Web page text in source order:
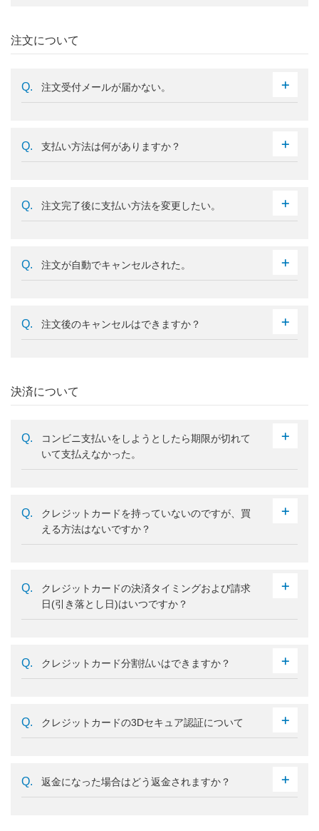
注文について
注文受付メールが届かない。
支払い方法は何がありますか？
注文完了後に支払い方法を変更したい。
注文が自動でキャンセルされた。
注文後のキャンセルはできますか？
決済について
コンビニ支払いをしようとしたら期限が切れて
いて支払えなかった。
クレジットカードを持っていないのですが、買
える方法はないですか？
クレジットカードの決済タイミングおよび請求
日(引き落とし日)はいつですか？
クレジットカード分割払いはできますか？
クレジットカードの3Dセキュア認証について
返金になった場合はどう返金されますか？